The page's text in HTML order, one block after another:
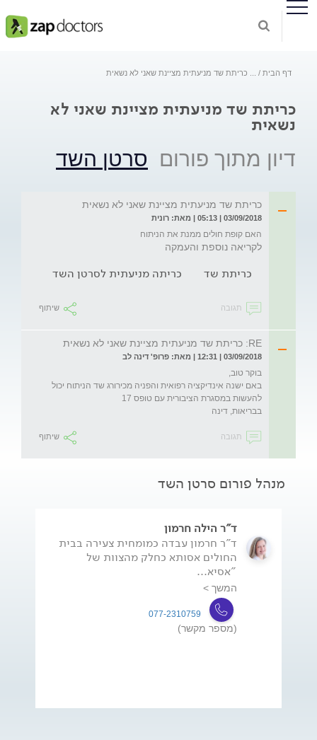
דף הבית כריתת שד מניעתית מציינת שאני לא נשאית
כריתת שד מניעתית מציינת שאני לא
נשאית
דיון מתוך פורום סרטן השד
כריתת שד מניעתית מציינת שאני לא נשאית
03/09/2018 | 05:13 | מאת: רונית
האם קופת חולים ממנת את הניתוח
לקריאה נוספת והעמקה
כריתת שד כריתה מניעתית לסרטן השד
תגובה שיתוף
RE: כריתת שד מניעתית מציינת שאני לא נשאית
03/09/2018 | 12:31 | מאת: פרופ' דינה לב
באם ישנה אינדיקציה רפואית והפניה מכירורג שד הניתוח יכול
בבריאות, דינה
תגובה שיתוף
מנהל פורום סרטן השד
ד"ר הילה חרמון
ד"ר חרמון עבדה כמומחית צעירה בבית
החולים אסותא כחלק מהצוות של
"אסיא...
המשך >
077-2310759
(מספר מקשר)